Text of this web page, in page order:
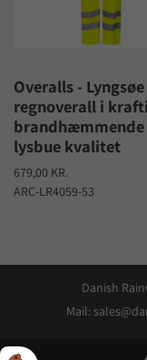
Overalls -
regnoverall i
brandhæmmende
lysbue kvalitet
679,00 KR.
ARC-LR4059-53
Danish
Mail: